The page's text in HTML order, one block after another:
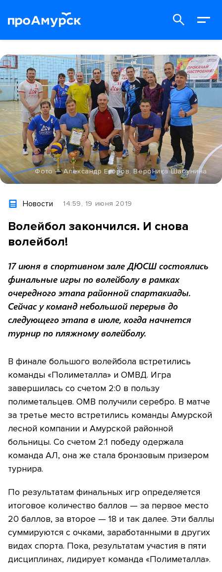
Фото — Александр Егоров, Вероника Шабунина
Новости 14:59, 19 июня 2019
Волейбол закончился. И снова
волейбол!
17 июня в спортивном зале ДЮСШ состоялись
финальные игры по волейболу в рамках
очередного этапа районной спартакиады.
Сейчас у команд небольшой перерыв до
следующего этапа в июле, когда начнется
турнир по пляжному волейболу.
В финале большого волейбола встретились
команды «Полиметалла» и ОМВД. Игра
завершилась со счетом 2:0 в пользу
полиметальцев. ОМВ получили серебро. В матче
за третье место встретились команды Амурской
лесной компании и Амурской районной
больницы. Со счетом 2:1 победу одержала
команда АЛ, она же стала бронзовым призером
турнира.
По результатам финальных игр определяется
итоговое количество баллов — за первое место
20 баллов, за второе — 18 и так далее. Эти баллы
суммируются с очками, заработанными в других
видах спорта. Пока, результатам участия в пяти
дисциплинах, лидирует команда «Полиметалла».